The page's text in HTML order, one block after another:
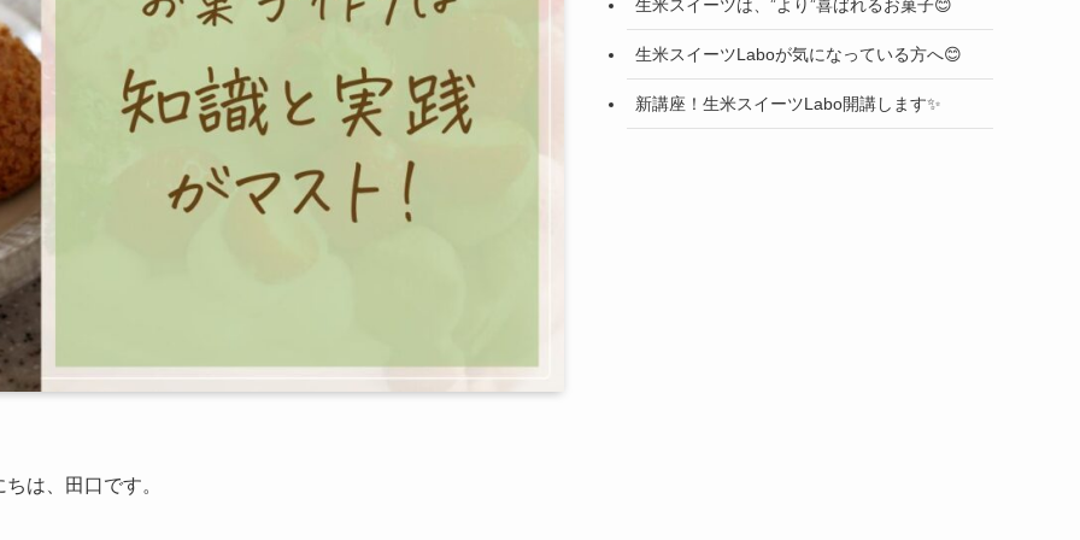
ちは、田口です。
生米スイーツは、”より”喜ばれるお菓子😊
生米スイーツLaboが気になっている方へ😊
新講座！生米スイーツLabo開講します✨